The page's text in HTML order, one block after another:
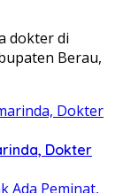
dokter di
Berau,
Dokter